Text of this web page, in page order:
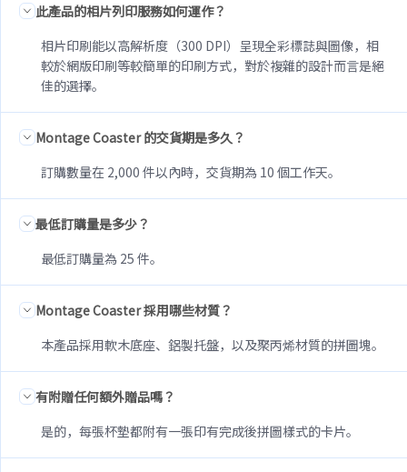
此產品的相片列印服務如何運作？
相片印刷能以高解析度（300 DPI）呈現全彩標誌與圖像，相
較於網版印刷等較簡單的印刷方式，對於複雜的設計而言是絕
佳的選擇。
Montage Coaster 的交貨期是多久？
訂購數量在 2,000 件以內時，交貨期為 10 個工作天。
最低訂購量是多少？
最低訂購量為 25 件。
Montage Coaster 採用哪些材質？
本產品採用軟木底座、鋁製托盤，以及聚丙烯材質的拼圖塊。
有附贈任何額外贈品嗎？
是的，每張杯墊都附有一張印有完成後拼圖樣式的卡片。